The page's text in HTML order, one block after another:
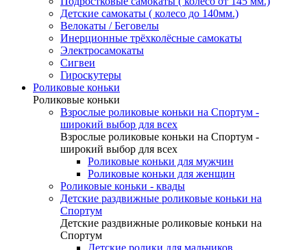
Детские самокаты ( колесо до 140мм.)
Велокаты / Беговелы
Инерционные трёхколёсные самокаты
Электросамокаты
Сигвеи
Гироскутеры
Роликовые коньки
Роликовые коньки
Взрослые роликовые коньки на Спортум -
широкий выбор для всех
Взрослые роликовые коньки на Спортум -
широкий выбор для всех
Роликовые коньки для мужчин
Роликовые коньки для женщин
Роликовые коньки - квады
Детские раздвижные роликовые коньки на
Спортум
Детские раздвижные роликовые коньки на
Спортум
Детские ролики для мальчиков